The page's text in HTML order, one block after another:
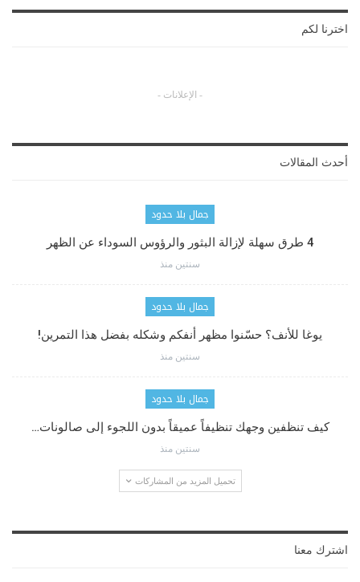
اخترنا لكم
- الإعلانات -
أحدث المقالات
جمال بلا حدود
4 طرق سهلة لإزالة البثور والرؤوس السوداء عن الظهر
سنتين منذ
جمال بلا حدود
يوغا للأنف؟ حسّنوا مظهر أنفكم وشكله بفضل هذا التمرين!
سنتين منذ
جمال بلا حدود
كيف تنظفين وجهك تنظيفاً عميقاً بدون اللجوء إلى صالونات…
سنتين منذ
تحميل المزيد من المشاركات
اشترك معنا